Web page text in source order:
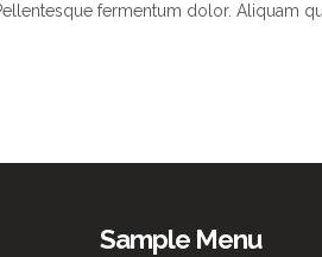
fermentum dolor. Aliquam
Sample Menu